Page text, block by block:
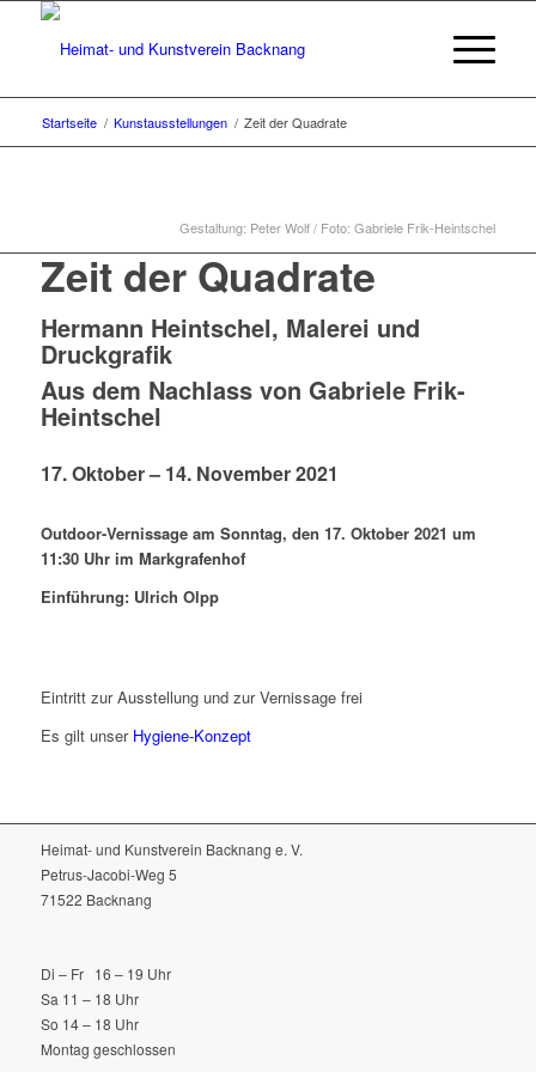
Startseite / Kunstausstellungen / Zeit der Quadrate
Gestaltung: Peter Wolf / Foto: Gabriele Frik-Heintschel
Zeit der Quadrate
Hermann Heintschel, Malerei und
Druckgrafik
Aus dem Nachlass von Gabriele Frik-
Heintschel
17. Oktober – 14. November 2021
Outdoor-Vernissage am Sonntag, den 17. Oktober 2021 um
11:30 Uhr im Markgrafenhof
Einführung: Ulrich Olpp
Eintritt zur Ausstellung und zur Vernissage frei
Es gilt unser Hygiene-Konzept
Heimat- und Kunstverein Backnang e. V.
Petrus-Jacobi-Weg 5
71522 Backnang
Di – Fr 16 – 19 Uhr
Sa 11 – 18 Uhr
So 14 – 18 Uhr
Montag geschlossen